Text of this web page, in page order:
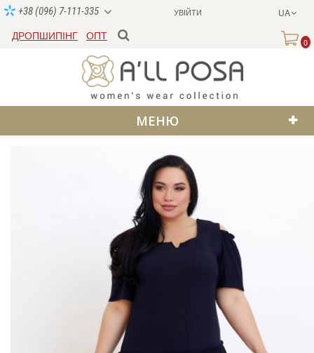
УВІЙТИ UA
+38 (096) 7-111-335
ДРОПШИПІНГ ОПТ
0
МЕНЮ